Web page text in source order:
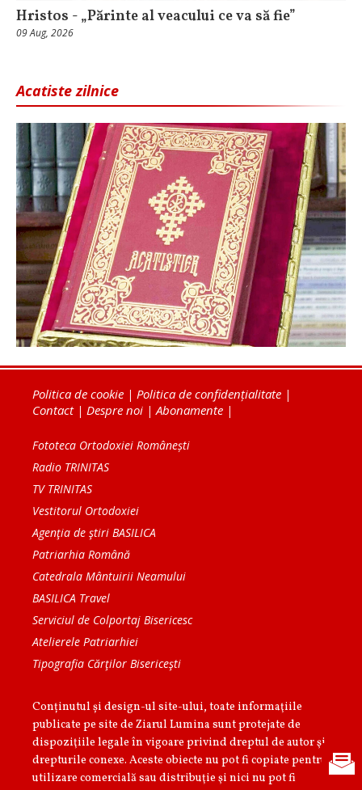
Hristos - „Părinte al veacului ce va să fie”
09 Aug, 2026
Acatiste zilnice
Politica de cookie | Politica de confidențialitate |
Contact| Despre noi | Abonamente |
Fototeca Ortodoxiei Românești
Radio TRINITAS
TV TRINITAS
Vestitorul Ortodoxiei
Agenţia de ştiri BASILICA
Patriarhia Română
Catedrala Mântuirii Neamului
BASILICA Travel
Serviciul de Colportaj Bisericesc
Atelierele Patriarhiei
Tipografia Cărţilor Bisericeşti
Conținutul și design-ul site-ului, toate informaţiile
publicate pe site de Ziarul Lumina sunt protejate de
dispoziţiile legale în vigoare privind dreptul de autor şi
drepturile conexe. Aceste obiecte nu pot fi copiate pentru
utilizare comercială sau distribuţie şi nici nu pot fi